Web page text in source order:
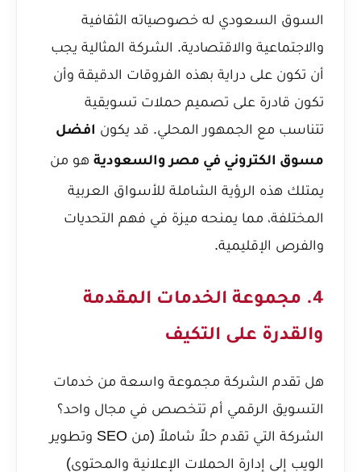
السوق السعودي له خصوصياته الثقافية
والاجتماعية والاقتصادية. الشركة المثالية يجب
أن تكون على دراية بهذه الفروقات الدقيقة وأن
تكون قادرة على تصميم حملات تسويقية
تتناسب مع الجمهور المحلي. قد يكون افضل
مسوق الكتروني في مصر والسعودية هو من
يمتلك هذه الرؤية الشاملة للأسواق العربية
المختلفة، مما يمنحه ميزة في فهم التحديات
والفرص الإقليمية.
4. مجموعة الخدمات المقدمة
والقدرة على التكيف
هل تقدم الشركة مجموعة واسعة من خدمات
التسويق الرقمي أم تتخصص في مجال واحد؟
الشركة التي تقدم حلاً شاملاً (من SEO وتطوير
الويب إلى إدارة الحملات الإعلانية والمحتوى)